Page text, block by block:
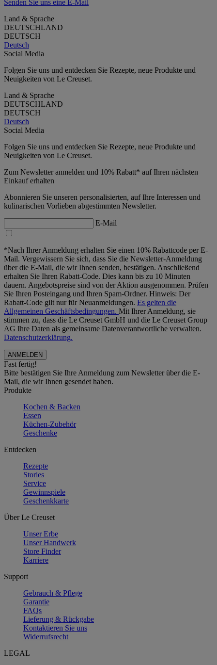
Senden Sie uns eine E-Mail
Land & Sprache
DEUTSCHLAND
DEUTSCH
Deutsch
Social Media
Folgen Sie uns und entdecken Sie Rezepte, neue Produkte und
Neuigkeiten von Le Creuset.
Land & Sprache
DEUTSCHLAND
DEUTSCH
Deutsch
Social Media
Folgen Sie uns und entdecken Sie Rezepte, neue Produkte und
Neuigkeiten von Le Creuset.
Zum Newsletter anmelden und 10% Rabatt* auf Ihren nächsten
Einkauf erhalten
Abonnieren Sie unseren personalisierten, auf Ihre Interessen und
kulinarischen Vorlieben abgestimmten Newsletter.
E-Mail
*Nach Ihrer Anmeldung erhalten Sie einen 10% Rabattcode per E-
Mail. Vergewissern Sie sich, dass Sie die Newsletter-Anmeldung
über die E-Mail, die wir Ihnen senden, bestätigen. Anschließend
erhalten Sie Ihren Rabatt-Code. Dies kann bis zu 10 Minuten
dauern. Angebotspreise sind von der Aktion ausgenommen. Prüfen
Sie Ihren Posteingang und Ihren Spam-Ordner. Hinweis: Der
Rabatt-Code gilt nur für Neuanmeldungen. Es gelten die
Allgemeinen Geschäftsbedingungen. Mit Ihrer Anmeldung, sie
stimmen zu, dass die Le Creuset GmbH und die Le Creuset Group
AG Ihre Daten als gemeinsame Datenverantwortliche verwalten.
Datenschutzerklärung.
Fast fertig!
Bitte bestätigen Sie Ihre Anmeldung zum Newsletter über die E-
Mail, die wir Ihnen gesendet haben.
Produkte
Kochen & Backen
Essen
Küchen-Zubehör
Geschenke
Entdecken
Rezepte
Stories
Service
Gewinnspiele
Geschenkkarte
Über Le Creuset
Unser Erbe
Unser Handwerk
Store Finder
Karriere
Support
Gebrauch & Pflege
Garantie
FAQs
Lieferung & Rückgabe
Kontaktieren Sie uns
Widerrufsrecht
LEGAL